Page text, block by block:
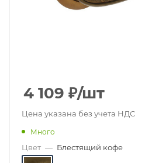
4 109 ₽/шт
Цена указана без учета НДС
Много
Цвет — Блестящий кофе